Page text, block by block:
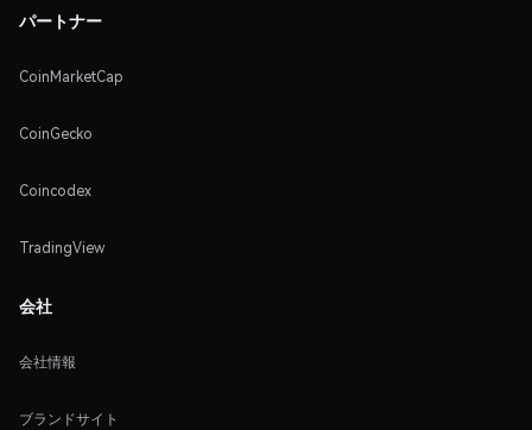
パートナー
CoinMarketCap
CoinGecko
Coincodex
TradingView
会社
会社情報
ブランドサイト